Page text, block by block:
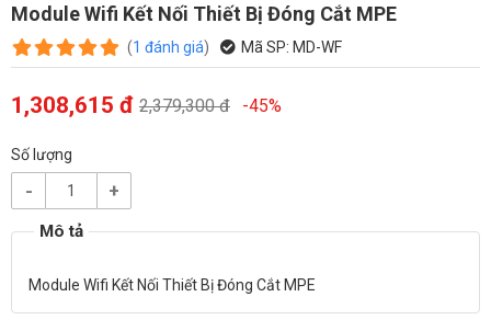
Module Wifi Kết Nối Thiết Bị Đóng Cắt MPE
(1 đánh giá) Mã SP: MD-WF
1,308,615 đ 2,379,300 đ -45%
Số lượng
- +